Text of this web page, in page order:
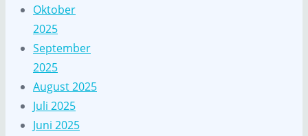
Oktober
2025
September
2025
August 2025
Juli 2025
Juni 2025